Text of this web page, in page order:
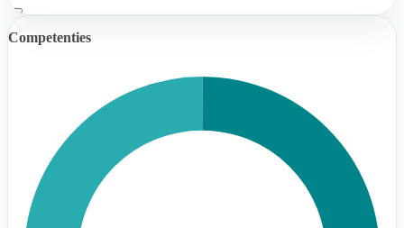
Competenties